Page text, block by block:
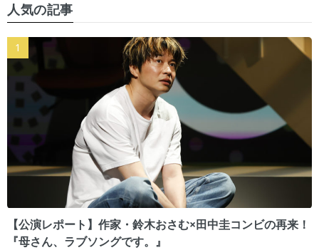
人気の記事
【公演レポート】作家・鈴木おさむ×田中圭コンビの再来！
『母さん、ラブソングです。』